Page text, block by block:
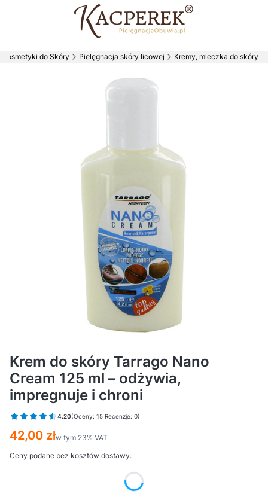
Kosmetyki do Skóry Pielęgnacja skóry licowej Kremy, mleczka do skóry
Krem do skóry Tarrago Nano
Cream 125 ml – odżywia,
impregnuje i chroni
4.20(Oceny: 15 Recenzje: 0)
Cena
42,00 złw tym 23% VAT
w tym 23% VAT
Ceny podane bez kosztów dostawy.